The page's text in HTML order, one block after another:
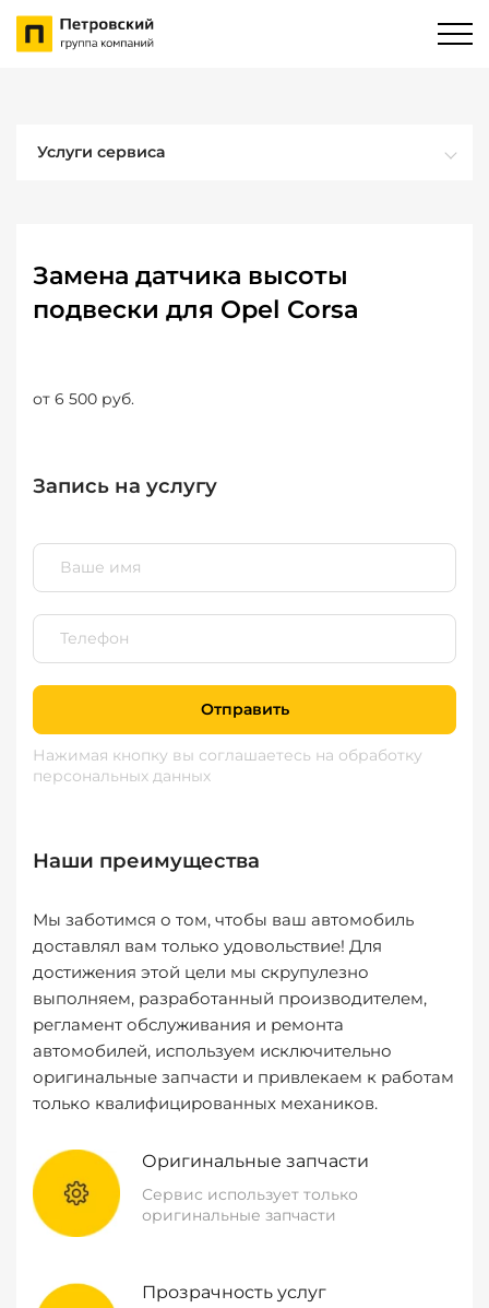
Услуги сервиса
Замена датчика высоты
подвески для Opel Corsa
от 6 500 руб.
Запись на услугу
Отправить
Нажимая кнопку вы соглашаетесь на обработку
персональных данных
Наши преимущества
Мы заботимся о том, чтобы ваш автомобиль
доставлял вам только удовольствие! Для
достижения этой цели мы скрупулезно
выполняем, разработанный производителем,
регламент обслуживания и ремонта
автомобилей, используем исключительно
оригинальные запчасти и привлекаем к работам
только квалифицированных механиков.
Оригинальные запчасти
Сервис использует только
оригинальные запчасти
Прозрачность услуг